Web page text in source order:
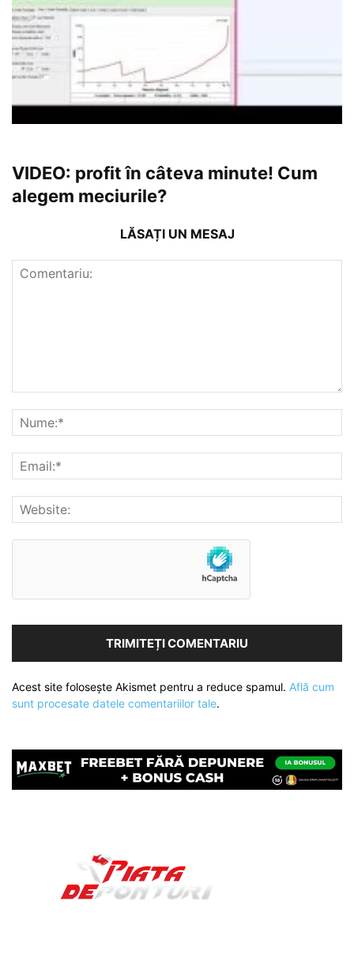
VIDEO: profit în câteva minute! Cum
alegem meciurile?
LĂSAȚI UN MESAJ
Acest site folosește Akismet pentru a reduce spamul. Află cum
sunt procesate datele comentariilor tale.